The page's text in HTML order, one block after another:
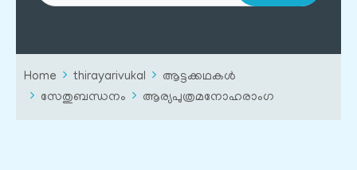
Home thirayarivukal
ആട്ടക്കഥകൾ
സേതുബന്ധനം
ആര്യപുത്രമനോഹരാംഗ